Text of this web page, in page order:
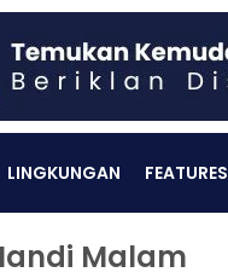
LINGKUNGAN FEATURES
Malam